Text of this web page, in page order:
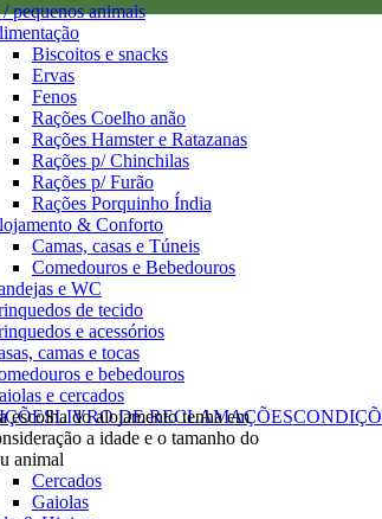
pequenos animais
Biscoitos e snacks
Ervas
Fenos
Rações Coelho anão
Rações Hamster e Ratazanas
Rações p/ Chinchilas
Rações p/ Furão
Rações Porquinho Índia
& Conforto
Camas, casas e Túneis
Comedouros e Bebedouros
e WC
de tecido
e acessórios
camas e tocas
e bebedouros
e cercados
escolha do alojamento tenha em
a idade e o tamanho do
animal
Cercados
Gaiolas
LIVRO DE RECLAMAÇÕES
vigor
por Optimeios